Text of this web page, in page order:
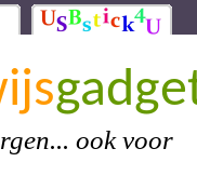
ook voor